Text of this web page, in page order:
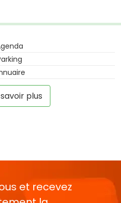
plus
et recevez